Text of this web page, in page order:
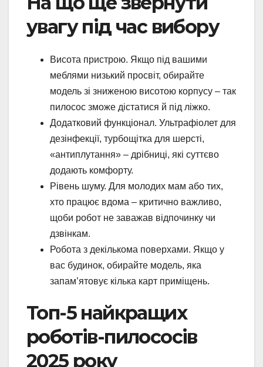
увагу під час вибору
Висота пристрою. Якщо під вашими
меблями низький просвіт, обирайте
модель зі зниженою висотою корпусу – так
пилосос зможе дістатися й під ліжко.
Додатковий функціонал. Ультрафіолет для
дезінфекції, турбощітка для шерсті,
«антиплутання» – дрібниці, які суттєво
додають комфорту.
Рівень шуму. Для молодих мам або тих,
хто працює вдома – критично важливо,
щоби робот не заважав відпочинку чи
дзвінкам.
Робота з декількома поверхами. Якщо у
вас будинок, обирайте модель, яка
запам’ятовує кілька карт приміщень.
Топ-5 найкращих
роботів-пилососів
2025 року